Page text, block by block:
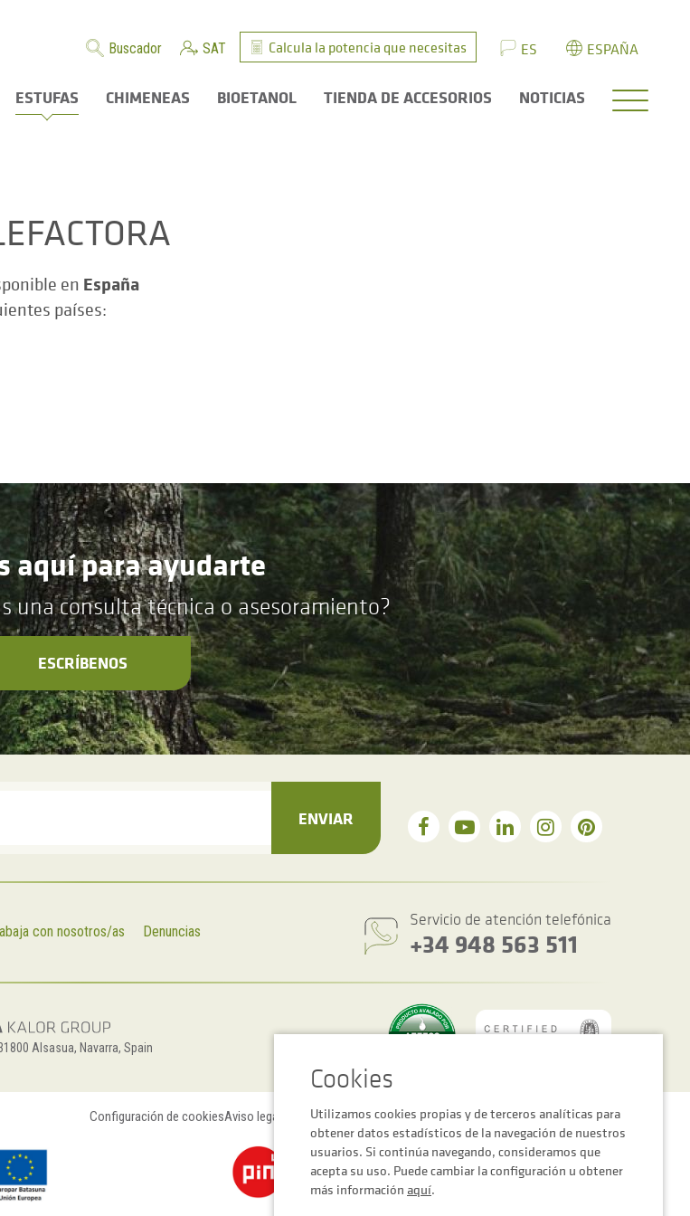
Buscador SAT Calcula la potencia que necesitas ES ESPAÑA
ESTUFAS CHIMENEAS BIOETANOL TIENDA DE ACCESORIOS NOTICIAS
en España
países:
aquí para ayudarte
una consulta técnica o asesoramiento?
ESCRÍBENOS
ENVIAR
con nosotros/as Denuncias
Servicio de atención telefónica
+34 948 563 511
Alsasua, Navarra, Spain
Configuración de cookiesAviso legal Política de privacidad y cookiesCondiciones generales de venta
Utilizamos cookies propias y de terceros analíticas para
obtener datos estadísticos de la navegación de nuestros
usuarios. Si continúa navegando, consideramos que
acepta su uso. Puede cambiar la configuración u obtener
más información aquí.